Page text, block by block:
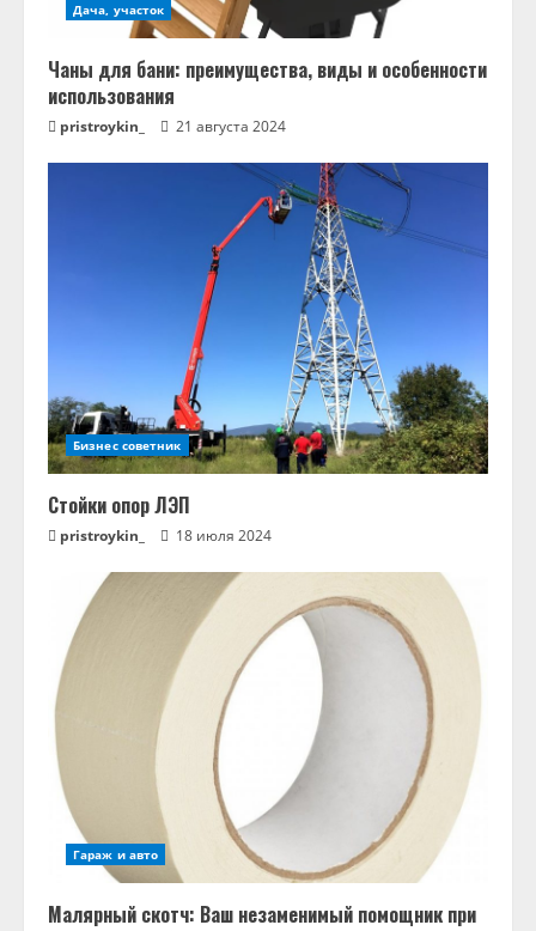
Дача, участок
Чаны для бани: преимущества, виды и особенности
использования
pristroykin_ 21 августа 2024
Бизнес советник
Стойки опор ЛЭП
pristroykin_ 18 июля 2024
Гараж и авто
Малярный скотч: Ваш незаменимый помощник при